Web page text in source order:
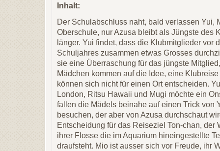
Inhalt:
Der Schulabschluss naht, bald verlassen Yui,
Oberschule, nur Azusa bleibt als Jüngste des
länger. Yui findet, dass die Klubmitglieder vor
Schuljahres zusammen etwas Grosses
sie eine Überraschung für das jüngste
Mädchen kommen auf die Idee, eine
können sich nicht für einen Ort entscheiden.
London, Ritsu Hawaii und Mugi möchte ein
fallen die Mädels beinahe auf einen Trick von
besuchen, der aber von Azusa durchschaut
Entscheidung für das Reiseziel Ton-chan, der
ihrer Flosse die im Aquarium hineingestellte
draufsteht. Mio ist ausser sich vor Freude, ihr